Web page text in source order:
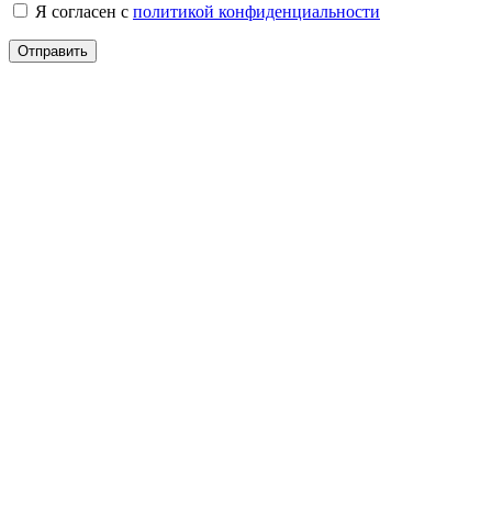
Я согласен с политикой конфиденциальности
Отправить